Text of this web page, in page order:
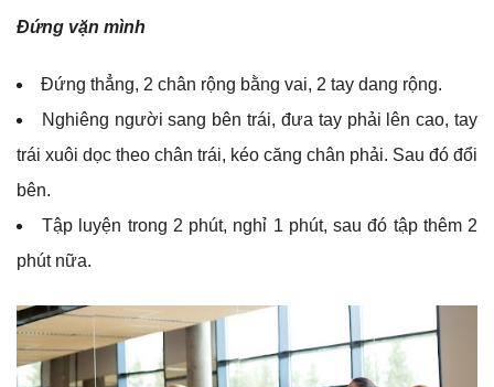
Đứng vặn mình
Đứng thẳng, 2 chân rộng bằng vai, 2 tay dang rộng.
Nghiêng người sang bên trái, đưa tay phải lên cao, tay
trái xuôi dọc theo chân trái, kéo căng chân phải. Sau đó đổi
bên.
Tập luyện trong 2 phút, nghỉ 1 phút, sau đó tập thêm 2
phút nữa.